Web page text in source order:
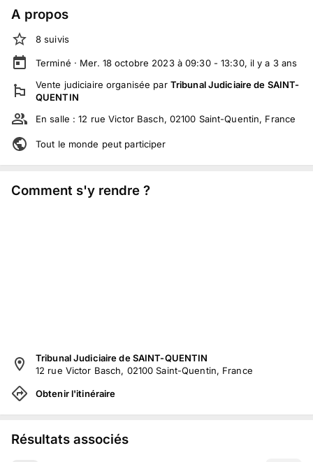
A propos
8 suivis
Terminé · Mer. 18 octobre 2023 à 09:30 - 13:30, il y a 3 ans
Vente judiciaire organisée par Tribunal Judiciaire de SAINT-
QUENTIN
En salle :12 rue Victor Basch, 02100 Saint-Quentin, France
Tout le monde peut participer
Comment s'y rendre ?
Tribunal Judiciaire de SAINT-QUENTIN
12 rue Victor Basch, 02100 Saint-Quentin, France
Obtenir l'itinéraire
Résultats associés